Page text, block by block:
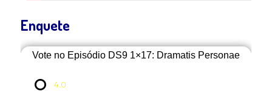
Enquete
Vote no Episódio DS9 1×17: Dramatis Personae
4.0